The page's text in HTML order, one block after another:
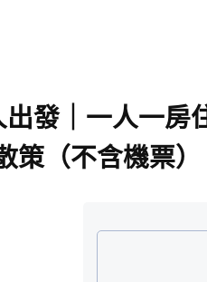
發｜一人一房
（不含機票）